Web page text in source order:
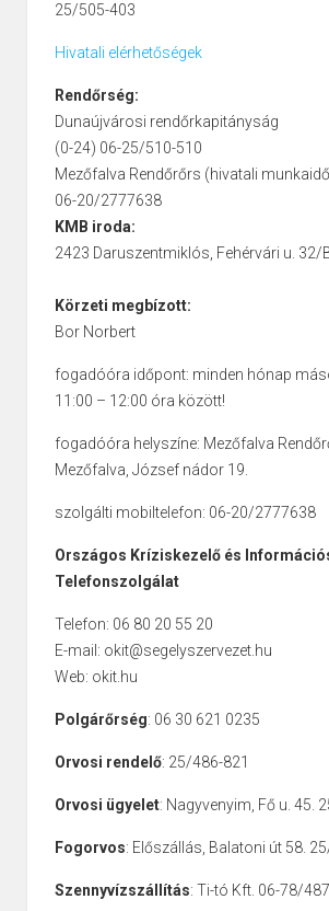
25/505-403
Hivatali elérhetőségek
Rendőrség:
Dunaújvárosi rendőrkapitányság
(0-24) 06-25/510-510
Mezőfalva Rendőrőrs (hivatali
06-20/2777638
KMB iroda:
2423 Daruszentmiklós, Fehérvári u. 32/
Körzeti megbízott:
Bor Norbert
fogadóóra időpont: minden hónap
11:00 – 12:00 óra között!
fogadóóra helyszíne: Mezőfalva
Mezőfalva, József nádor 19.
szolgálti mobiltelefon: 06-20/2777638
Országos Kríziskezelő és
Telefonszolgálat
Telefon: 06 80 20 55 20
E-mail: okit@segelyszervezet.hu
Web: okit.hu
Polgárőrség: 06 30 621 0235
Orvosi rendelő: 25/486-821
Orvosi ügyelet: Nagyvenyim, Fő u. 45.
Fogorvos: Előszállás, Balatoni út 58.
Szennyvízszállítás: Ti-tó Kft. 06-78/